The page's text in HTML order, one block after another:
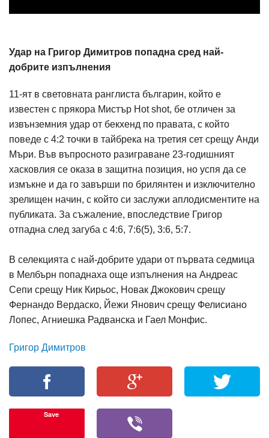
Удар на Григор Димитров попадна сред най-
добрите изпълнения
11-ят в световната ранглиста българин, който е
известен с прякора Мистър Hot shot, бе отличен за
извънземния удар от бекхенд по правата, с който
поведе с 4:2 точки в тайбрека на третия сет срещу Анди
Мъри. Във въпросното разиграване 23-годишният
хасковлия се оказа в защитна позиция, но успя да се
измъкне и да го завърши по брилянтен и изключително
зрелищен начин, с който си заслужи аплодисментите на
публиката. За съжаление, впоследствие Григор
отпадна след загуба с 4:6, 7:6(5), 3:6, 5:7.
В селекцията с най-добрите удари от първата седмица
в Мелбърн попаднаха още изпълнения на Андреас
Сепи срещу Ник Кирьос, Новак Джокович срещу
Фернандо Вердаско, Йежи Янович срещу Фелисиано
Лопес, Агниешка Радванска и Гаел Монфис.
Григор Димитров
Save